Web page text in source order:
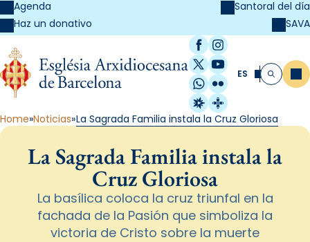
Agenda
Haz un donativo
Santoral del día
SAVA
Facebook
Instagram
X / Twitter
YouTube
WhatsApp
Flickr
Radio Estel
Catalunya
ES Buscar
Home Noticias La Sagrada Familia instala la Cruz Gloriosa
La Sagrada Familia instala la
Cruz Gloriosa
La basílica coloca la cruz triunfal en la
fachada de la Pasión que simboliza la
victoria de Cristo sobre la muerte